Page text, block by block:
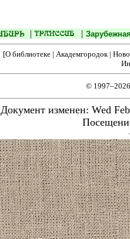
| |
[О библиотеке| Академгородок|
©
Документ изменен: Wed